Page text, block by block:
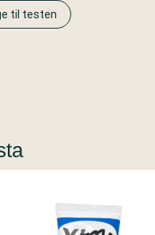
til testen